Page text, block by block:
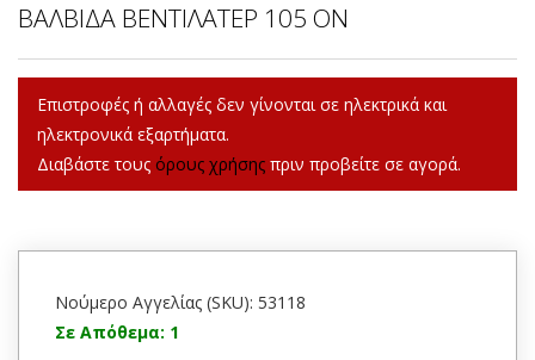
ΒΑΛΒΙΔΑ ΒΕΝΤΙΛΑΤΕΡ 105 ON
Επιστροφές ή αλλαγές δεν γίνονται σε ηλεκτρικά και
ηλεκτρονικά εξαρτήματα.
Διαβάστε τους όρους χρήσης πριν προβείτε σε αγορά.
Νούμερο Αγγελίας (SKU): 53118
Σε Απόθεμα: 1